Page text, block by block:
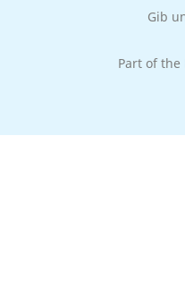
Gib
Part of the